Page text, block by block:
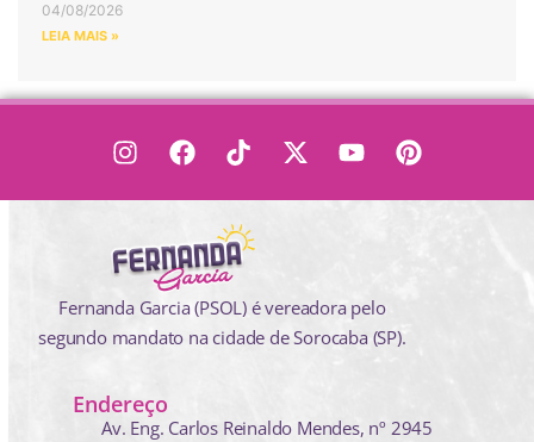
04/08/2026
LEIA MAIS »
Fernanda Garcia (PSOL) é vereadora pelo
segundo mandato na cidade de Sorocaba (SP).
Endereço
Av. Eng. Carlos Reinaldo Mendes, nº 2945